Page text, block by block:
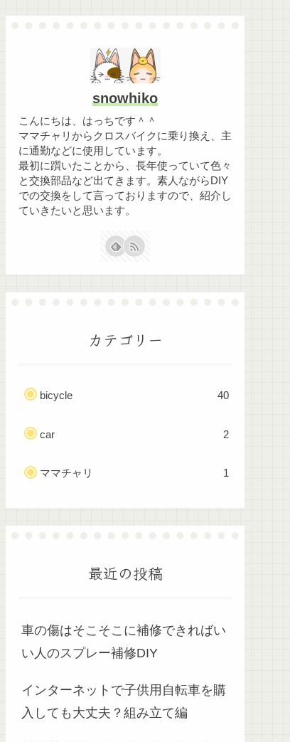
snowhiko
こんにちは、はっちです＾＾
ママチャリからクロスバイクに乗り換え、主
に通勤などに使用しています。
最初に躓いたことから、長年使っていて色々
と交換部品など出てきます。素人ながらDIY
での交換をして言っておりますので、紹介し
ていきたいと思います。
カテゴリー
bicycle 40
car 2
ママチャリ 1
最近の投稿
車の傷はそこそこに補修できればい
い人のスプレー補修DIY
インターネットで子供用自転車を購
入しても大丈夫？組み立て編